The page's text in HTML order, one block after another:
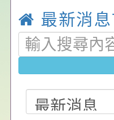
位協助
關（構
名參加
算器」
亦可利用
動—儒
桃園市
家8月課
電影營
「愛『
樂會」
轉知內
員會函
赴陸應
中興國
期第1次
甄選公告
本校「
校課程
轉知教
最新消